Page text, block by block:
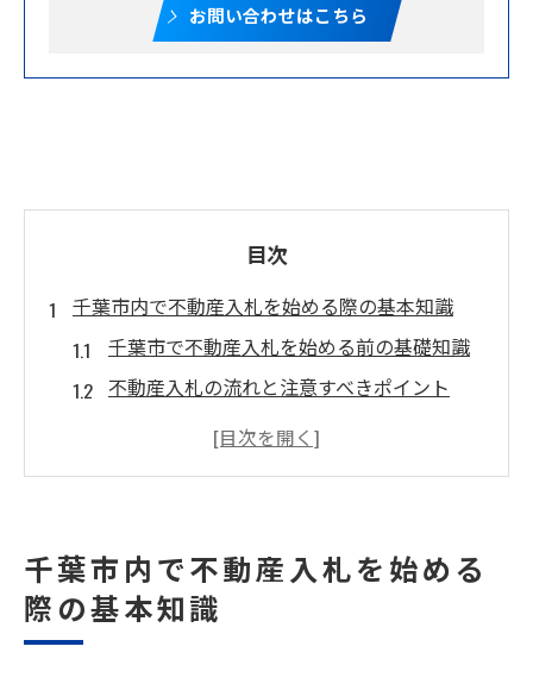
お問い合わせはこちら
目次
千葉市内で不動産入札を始める際の基本知識
千葉市で不動産入札を始める前の基礎知識
不動産入札の流れと注意すべきポイント
千葉県の不動産入札制度の全体像とは
競売や公売を活用した不動産取得のポイント
競売と公売を使った不動産取得の基本
千葉県競売物件一覧から選ぶ際のコツ
千葉市内で不動産入札を始める
際の基本知識